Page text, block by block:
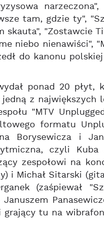
narzeczona",
tam, gdzie ty",
skauta", "Zostawcie
niebo nienawiści",
do kanonu
ponad 20 płyt,
z największych
"MTV
formatu
Borysewicza i
czyli
zespołowi na
i Michał Sitarski
(zaśpiewał
tu na